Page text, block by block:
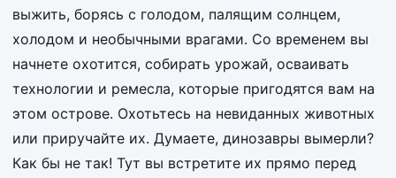
выжить, борясь с голодом, палящим солнцем,
холодом и необычными врагами. Со временем вы
начнете охотится, собирать урожай, осваивать
технологии и ремесла, которые пригодятся вам на
этом острове. Охотьтесь на невиданных животных
или приручайте их. Думаете, динозавры вымерли?
Как бы не так! Тут вы встретите их прямо перед